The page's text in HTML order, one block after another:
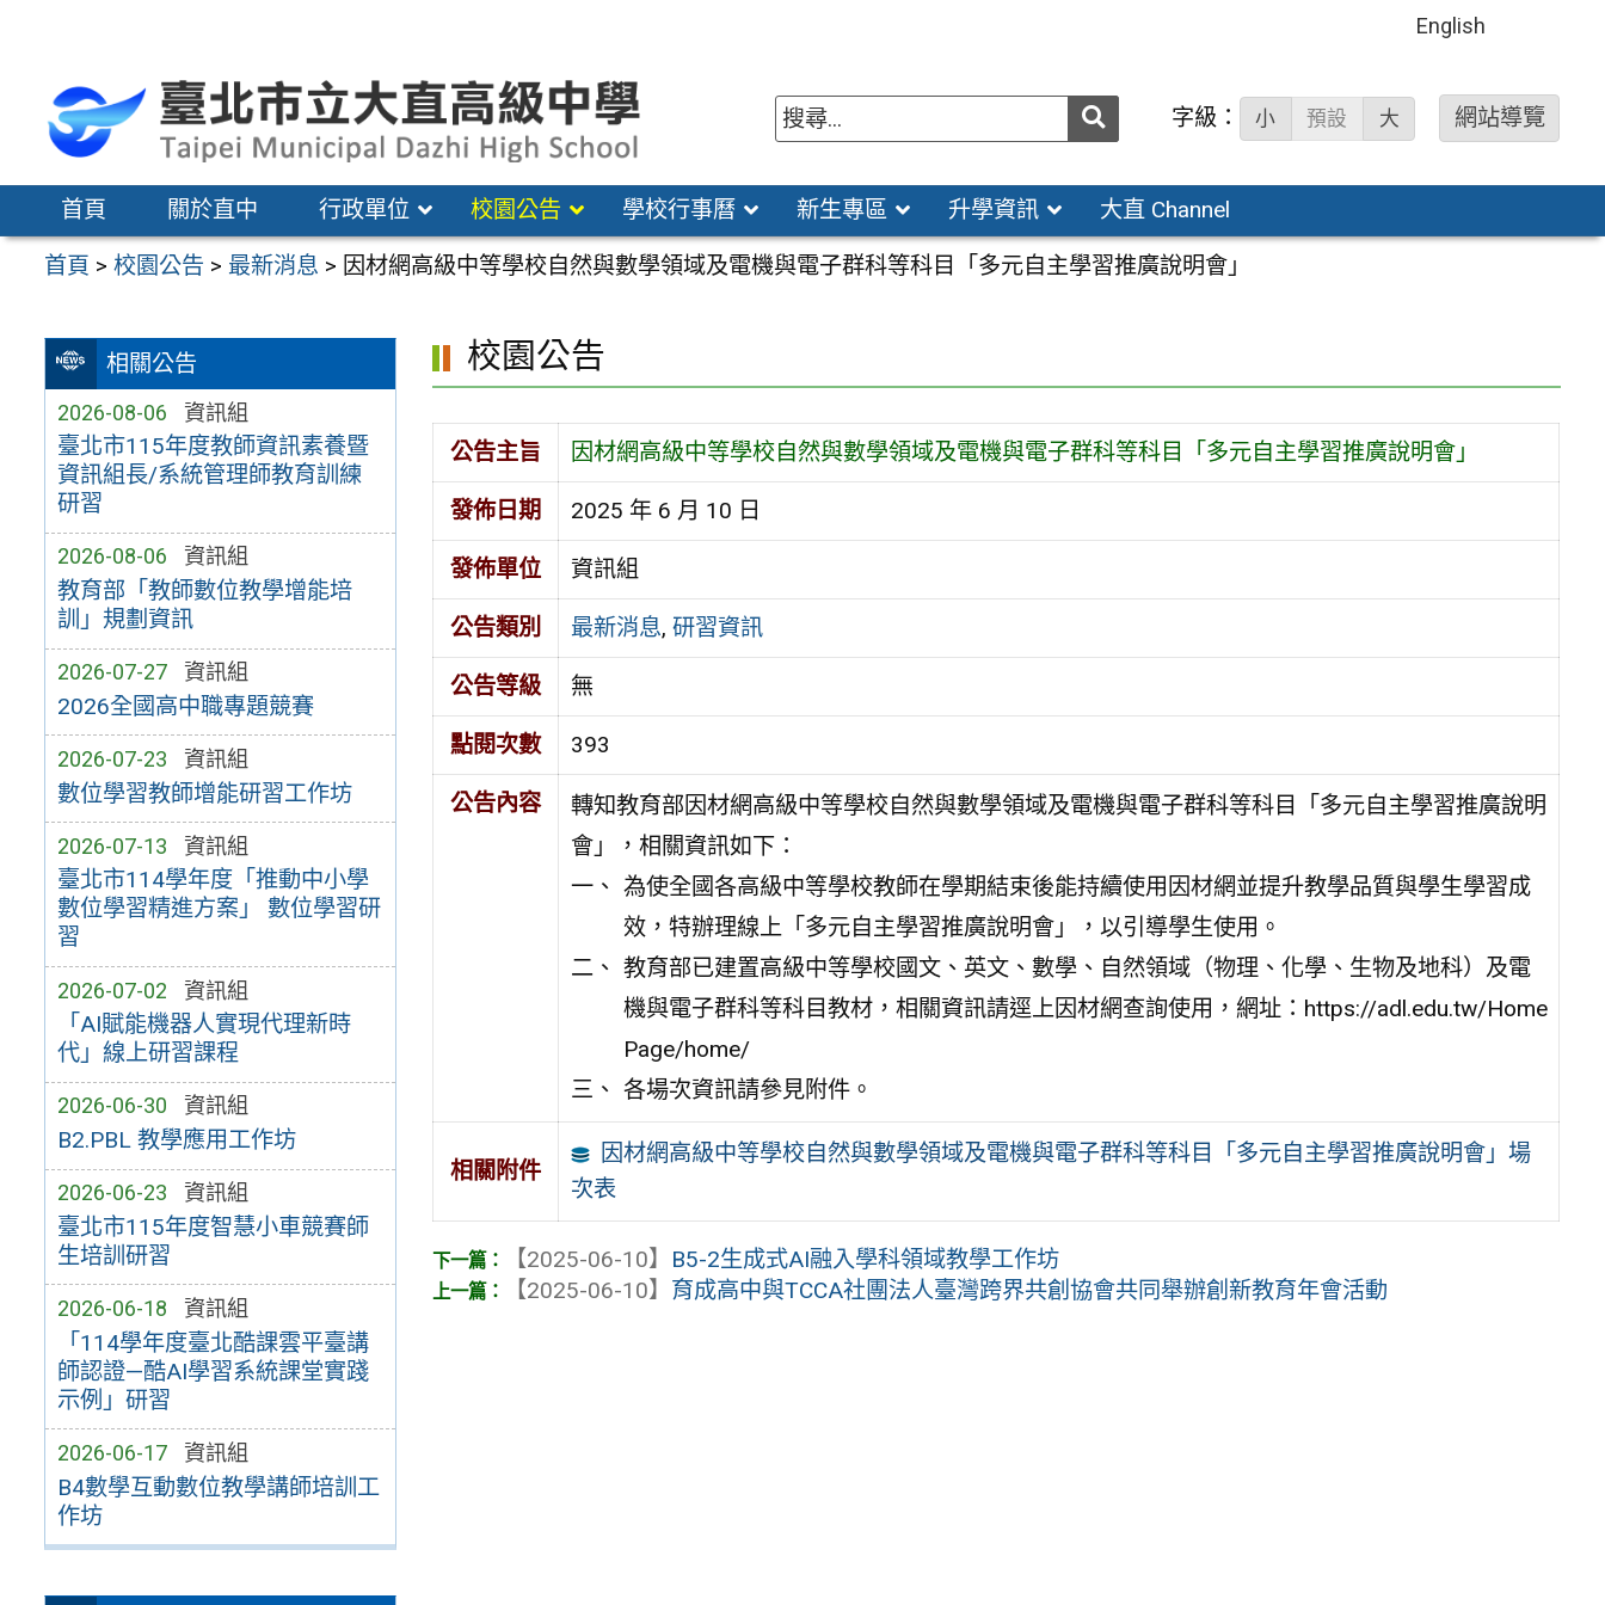
區
English
送出 字級： 小 預設 大 網站導覽
首頁 關於直中 行政單位 校園公告 學校行事曆 新生專區 升學資訊 大直 Channel
首頁 >校園公告 > 最新消息 > 因材網高級中等學校自然與數學領域及電機與電子群科等科目「多元自主學習推廣說明會」
相關公告
2026-08-06 資訊組
臺北市115年度教師資訊素養暨
資訊組長/系統管理師教育訓練
研習
2026-08-06 資訊組
教育部「教師數位教學增能培
訓」規劃資訊
2026-07-27 資訊組
2026全國高中職專題競賽
2026-07-23 資訊組
數位學習教師增能研習工作坊
2026-07-13 資訊組
臺北市114學年度「推動中小學
數位學習精進方案」 數位學習研
習
2026-07-02 資訊組
「AI賦能機器人實現代理新時
代」線上研習課程
2026-06-30 資訊組
B2.PBL 教學應用工作坊
2026-06-23 資訊組
臺北市115年度智慧小車競賽師
生培訓研習
2026-06-18 資訊組
「114學年度臺北酷課雲平臺講
師認證—酷AI學習系統課堂實踐
示例」研習
2026-06-17 資訊組
B4數學互動數位教學講師培訓工
作坊
校園公告
公告主旨 因材網高級中等學校自然與數學領域及電機與電子群科等科目「多元自主學習推廣說明會」
發佈日期 2025 年 6 月 10 日
發佈單位 資訊組
公告類別 最新消息, 研習資訊
公告等級 無
點閱次數 393
公告內容
轉知教育部因材網高級中等學校自然與數學領域及電機與電子群科等科目「多元自主學習推廣說明
會」，相關資訊如下：
為使全國各高級中等學校教師在學期結束後能持續使用因材網並提升教學品質與學生學習成
效，特辦理線上「多元自主學習推廣說明會」，以引導學生使用。
教育部已建置高級中等學校國文、英文、數學、自然領域（物理、化學、生物及地科）及電
機與電子群科等科目教材，相關資訊請逕上因材網查詢使用，網址：https://adl.edu.tw/Home
Page/home/
各場次資訊請參見附件。
相關附件
因材網高級中等學校自然與數學領域及電機與電子群科等科目「多元自主學習推廣說明會」場
次表
【2025-06-10】 B5-2生成式AI融入學科領域教學工作坊
【2025-06-10】 育成高中與TCCA社團法人臺灣跨界共創協會共同舉辦創新教育年會活動